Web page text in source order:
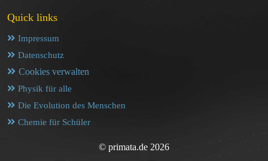
Quick links
Impressum
Datenschutz
Cookies verwalten
Physik für alle
Die Evolution des Menschen
Chemie für Schüler
© primata.de 2026